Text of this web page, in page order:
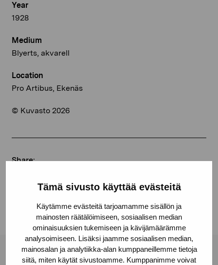
Tämä sivusto käyttää evästeitä
Käytämme evästeitä tarjoamamme sisällön ja
mainosten räätälöimiseen, sosiaalisen median
ominaisuuksien tukemiseen ja kävijämäärämme
analysoimiseen. Lisäksi jaamme sosiaalisen median,
mainosalan ja analytiikka-alan kumppaneillemme tietoja
siitä, miten käytät sivustoamme. Kumppanimme voivat
Year
1928
Medium
Blyerts, akvarell
Location
Pro Artibus, Ekenäs
© Kuvasto 2026
Share:
Pro Artibus Foundation